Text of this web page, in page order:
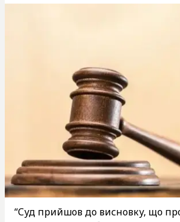
“Суд прийшов до висновку, що